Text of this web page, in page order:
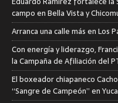
campo en Bella Vista y
Arranca una calle más en Los
Con energía y liderazgo,
la Campaña de Afiliación del
El boxeador chiapaneco
“Sangre de Campeón” en